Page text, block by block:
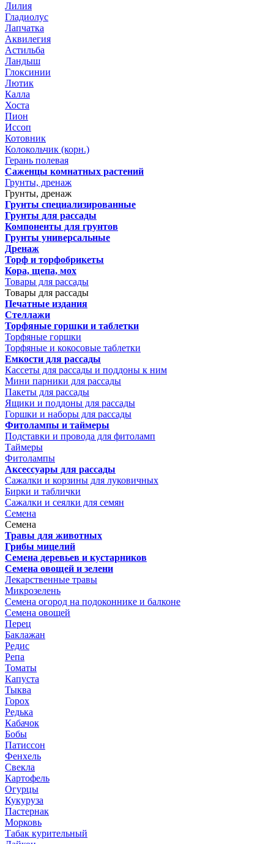
Лилия
Гладиолус
Лапчатка
Аквилегия
Астильба
Ландыш
Глоксинии
Лютик
Калла
Хоста
Пион
Иссоп
Котовник
Колокольчик (корн.)
Герань полевая
Саженцы комнатных растений
Грунты, дренаж
Грунты, дренаж
Грунты специализированные
Грунты для рассады
Компоненты для грунтов
Грунты универсальные
Дренаж
Торф и торфобрикеты
Кора, щепа, мох
Товары для рассады
Товары для рассады
Печатные издания
Стеллажи
Торфяные горшки и таблетки
Торфяные горшки
Торфяные и кокосовые таблетки
Емкости для рассады
Кассеты для рассады и поддоны к ним
Мини парники для рассады
Пакеты для рассады
Ящики и поддоны для рассады
Горшки и наборы для рассады
Фитолампы и таймеры
Подставки и провода для фитоламп
Таймеры
Фитолампы
Аксессуары для рассады
Сажалки и корзины для луковичных
Бирки и таблички
Сажалки и сеялки для семян
Семена
Семена
Травы для животных
Грибы мицелий
Семена деревьев и кустарников
Семена овощей и зелени
Лекарственные травы
Микрозелень
Семена огород на подоконнике и балконе
Семена овощей
Перец
Баклажан
Редис
Репа
Томаты
Капуста
Тыква
Горох
Редька
Кабачок
Бобы
Патиссон
Фенхель
Свекла
Картофель
Огурцы
Кукуруза
Пастернак
Морковь
Табак курительный